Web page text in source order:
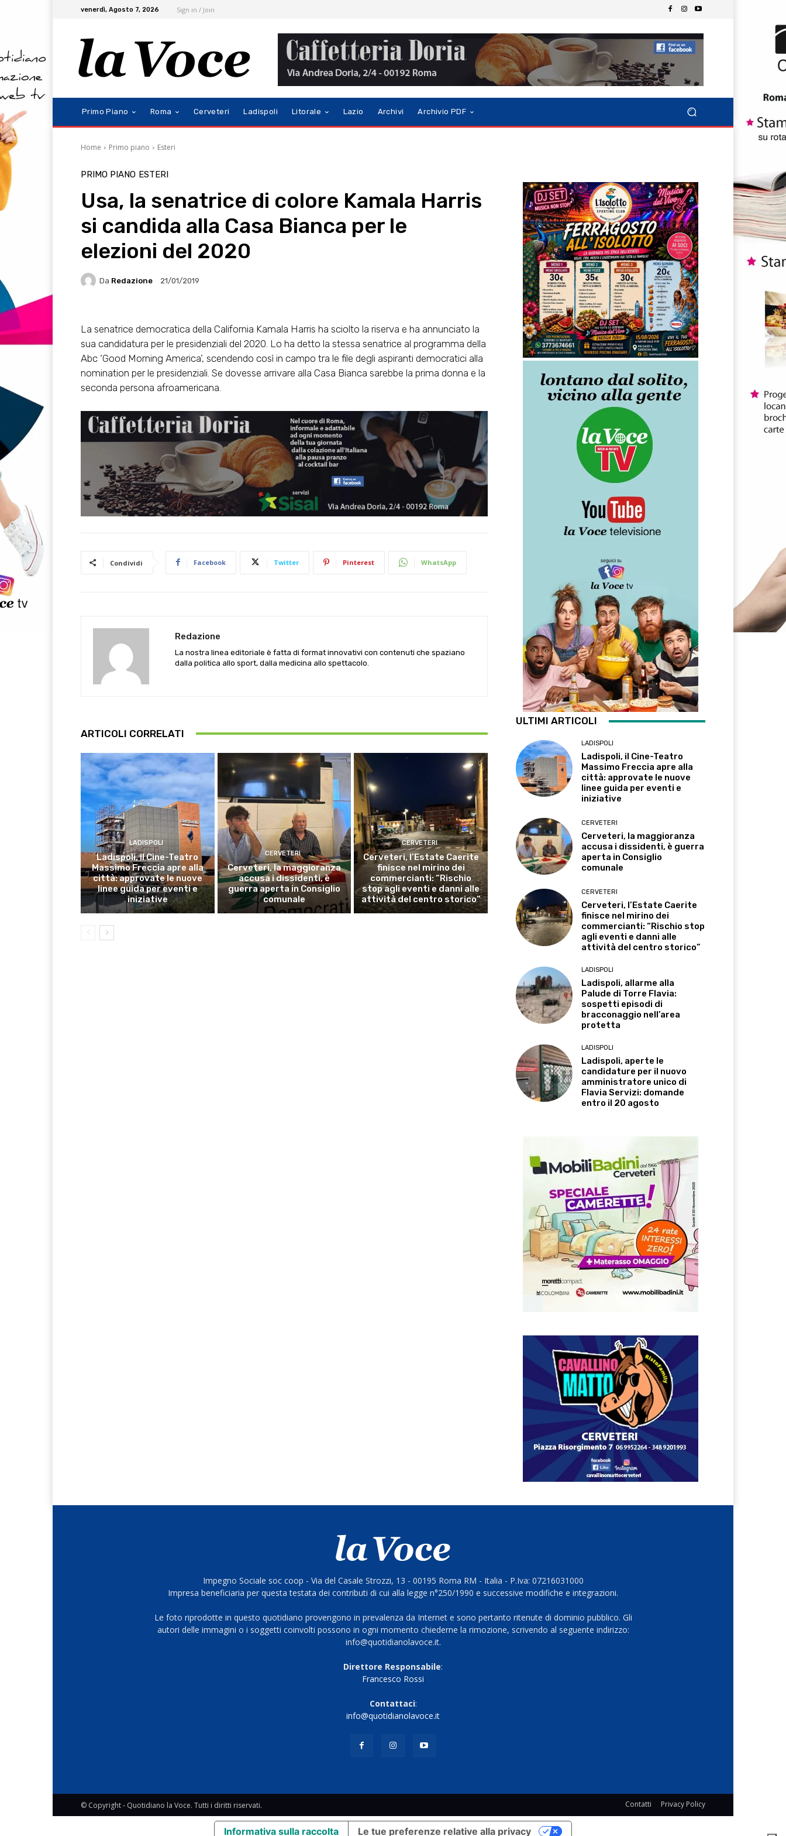
venerdì, Agosto 7, 2026 Sign in / Join
Primo Piano Roma Cerveteri Ladispoli Litorale Lazio Archivi Archivio PDF
Home Primo piano Esteri
PRIMO PIANO ESTERI
Usa, la senatrice di colore Kamala Harris
si candida alla Casa Bianca per le
elezioni del 2020
Da Redazione 21/01/2019
La senatrice democratica della California Kamala Harris ha sciolto la riserva e ha annunciato la
sua candidatura per le presidenziali del 2020. Lo ha detto la stessa senatrice al programma della
Abc ‘Good Morning America’, scendendo così in campo tra le file degli aspiranti democratici alla
nomination per le presidenziali. Se dovesse arrivare alla Casa Bianca sarebbe la prima donna e la
seconda persona afroamericana.
Condividi Facebook Twitter Pinterest WhatsApp
Redazione
La nostra linea editoriale è fatta di format innovativi con contenuti che spaziano
dalla politica allo sport, dalla medicina allo spettacolo.
ARTICOLI CORRELATI
LADISPOLI
Ladispoli, il Cine-Teatro
Massimo Freccia apre alla
città: approvate le nuove
linee guida per eventi e
iniziative
CERVETERI
Cerveteri, la maggioranza
accusa i dissidenti, è
guerra aperta in Consiglio
comunale
CERVETERI
Cerveteri, l’Estate Caerite
finisce nel mirino dei
commercianti: “Rischio
stop agli eventi e danni alle
attività del centro storico”
ULTIMI ARTICOLI
LADISPOLI
Ladispoli, il Cine-Teatro
Massimo Freccia apre alla
città: approvate le nuove
linee guida per eventi e
iniziative
CERVETERI
Cerveteri, la maggioranza
accusa i dissidenti, è guerra
aperta in Consiglio
comunale
CERVETERI
Cerveteri, l’Estate Caerite
finisce nel mirino dei
commercianti: “Rischio stop
agli eventi e danni alle
attività del centro storico”
LADISPOLI
Ladispoli, allarme alla
Palude di Torre Flavia:
sospetti episodi di
bracconaggio nell’area
protetta
LADISPOLI
Ladispoli, aperte le
candidature per il nuovo
amministratore unico di
Flavia Servizi: domande
entro il 20 agosto
Impegno Sociale soc coop - Via del Casale Strozzi, 13 - 00195 Roma RM - Italia - P.Iva: 07216031000
Impresa beneficiaria per questa testata dei contributi di cui alla legge n°250/1990 e successive modifiche e integrazioni.
Le foto riprodotte in questo quotidiano provengono in prevalenza da Internet e sono pertanto ritenute di dominio pubblico. Gli
autori delle immagini o i soggetti coinvolti possono in ogni momento chiederne la rimozione, scrivendo al seguente indirizzo:
info@quotidianolavoce.it.
Direttore Responsabile:
Francesco Rossi
Contattaci:
info@quotidianolavoce.it
© Copyright - Quotidiano la Voce. Tutti i diritti riservati. Contatti Privacy Policy
Informativa sulla raccolta Le tue preferenze relative alla privacy